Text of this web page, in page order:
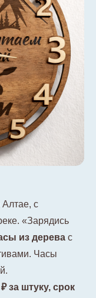
Алтае, с
«Зарядись
из дерева с
Часы
за штуку, срок